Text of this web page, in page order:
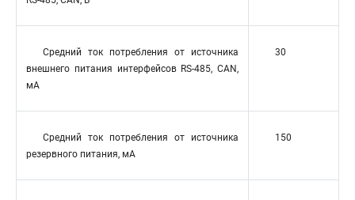
Средний ток потребления от источника
внешнего питания интерфейсов RS-485, CAN,
мА
30
Средний ток потребления от источника
резервного питания, мА
150